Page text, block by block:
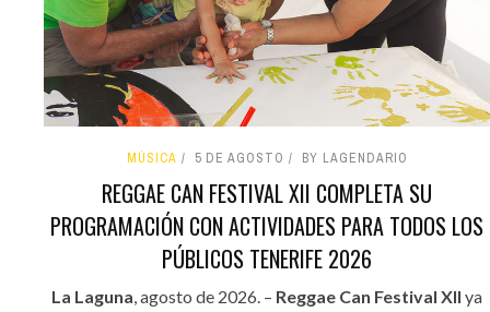
MÚSICA 5 DE AGOSTO BY LAGENDARIO
REGGAE CAN FESTIVAL XII COMPLETA SU
PROGRAMACIÓN CON ACTIVIDADES PARA TODOS LOS
PÚBLICOS TENERIFE 2026
La Laguna, agosto de 2026. – Reggae Can Festival XII ya